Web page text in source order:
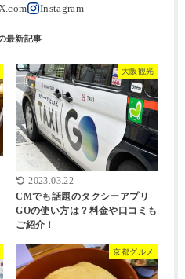
大阪観光
2023.03.22
CMでも話題のタクシーアプリ
GOの使い方は？料金や口コミも
ご紹介！
京都グルメ